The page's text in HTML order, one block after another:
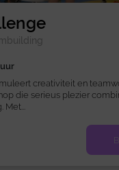
creativiteit en
die serieus plezier
Met...